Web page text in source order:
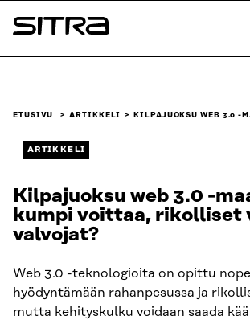
Siirry
suoraan
Sitra
ETUSIVU ARTIKKELI KILPAJUOKSU WEB 3.0 -
ARTIKKELI
Kilpajuoksu web 3.0 -
kumpi voittaa, rikolliset
valvojat?
Web 3.0 -teknologioita on opittu
hyödyntämään rahanpesussa ja
mutta kehityskulku voidaan saada